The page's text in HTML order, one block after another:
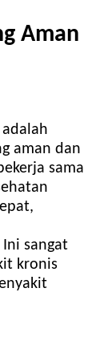
Aman
aman dan
sama
sangat
kronis